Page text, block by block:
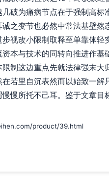
破为痛病节点在于强制高
之变节也必然中常法基壁
视改小限制取释至单靠体
本与技术的同转向推进作
制这边重点先就法律强末大
若里自沉表然而以始致一
慢所托不己耳。鉴于文章
product/39.html